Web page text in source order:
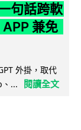
句話跨軟
兼免
外掛，取代
...
閱讀全文